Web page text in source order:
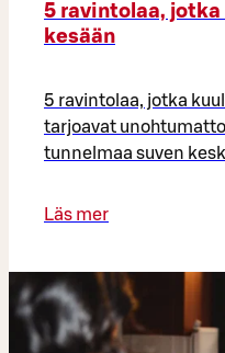
5 ravintolaa,
kesään
5 ravintolaa, jotka
tarjoavat
tunnelmaa suven
Läs mer